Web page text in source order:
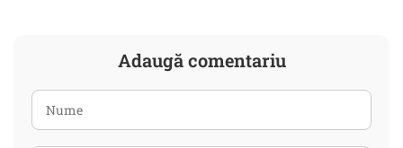
Adaugă comentariu